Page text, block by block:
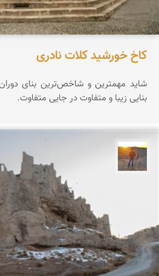
کاخ خورشید کلات نادری
شاید مهمترین و شاخص‌ترین بنای
بنایی زیبا و متفاوت در جایی متفاوت.